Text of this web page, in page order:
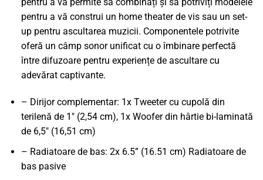
pentru a vă permite să combinați și să potriviți modelele
pentru a vă construi un home theater de vis sau un set-
up pentru ascultarea muzicii. Componentele potrivite
oferă un câmp sonor unificat cu o îmbinare perfectă
între difuzoare pentru experiențe de ascultare cu
adevărat captivante.
– Dirijor complementar: 1x Tweeter cu cupolă din
terilenă de 1" (2,54 cm), 1x Woofer din hârtie bi-laminată
de 6,5" (16,51 cm)
– Radiatoare de bas: 2x 6.5” (16.51 cm) Radiatoare de
bas pasive